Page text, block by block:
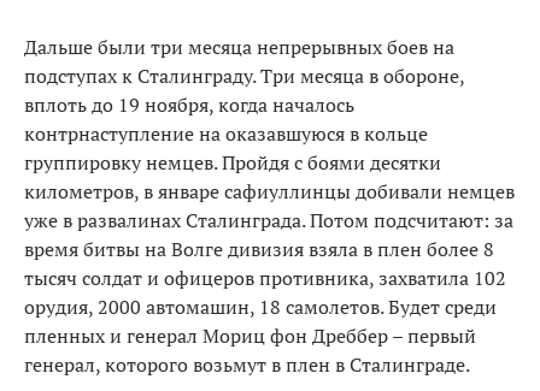
Дальше были три месяца непрерывных боев на
подступах к Сталинграду. Три месяца в обороне,
вплоть до 19 ноября, когда началось
контрнаступление на оказавшуюся в кольце
группировку немцев. Пройдя с боями десятки
километров, в январе сафиуллинцы добивали немцев
уже в развалинах Сталинграда. Потом подсчитают: за
время битвы на Волге дивизия взяла в плен более 8
тысяч солдат и офицеров противника, захватила 102
орудия, 2000 автомашин, 18 самолетов. Будет среди
пленных и генерал Мориц фон Дреббер – первый
генерал, которого возьмут в плен в Сталинграде.